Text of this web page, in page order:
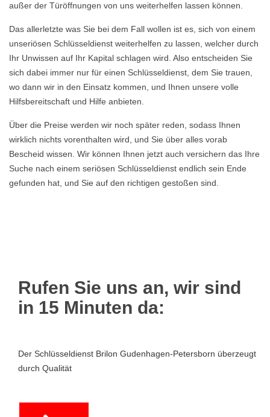
außer der Türöffnungen von uns weiterhelfen lassen können.
Das allerletzte was Sie bei dem Fall wollen ist es, sich von einem
unseriösen Schlüsseldienst weiterhelfen zu lassen, welcher durch
Ihr Unwissen auf Ihr Kapital schlagen wird. Also entscheiden Sie
sich dabei immer nur für einen Schlüsseldienst, dem Sie trauen,
wo dann wir in den Einsatz kommen, und Ihnen unsere volle
Hilfsbereitschaft und Hilfe anbieten.
Über die Preise werden wir noch später reden, sodass Ihnen
wirklich nichts vorenthalten wird, und Sie über alles vorab
Bescheid wissen. Wir können Ihnen jetzt auch versichern das Ihre
Suche nach einem seriösen Schlüsseldienst endlich sein Ende
gefunden hat, und Sie auf den richtigen gestoßen sind.
Rufen Sie uns an, wir sind
in 15 Minuten da:
Der Schlüsseldienst Brilon Gudenhagen-Petersborn überzeugt
durch Qualität